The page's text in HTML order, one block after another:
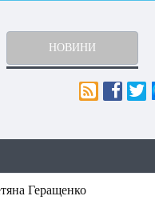
НОВИНИ
Геращенко